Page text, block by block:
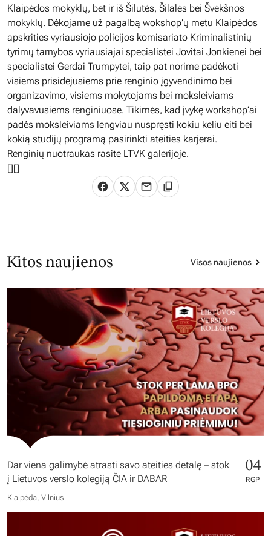
Klaipėdos mokyklų, bet ir iš Šilutės, Šilalės bei Švėkšnos
mokyklų. Dėkojame už pagalbą wokshop’ų metu Klaipėdos
apskrities vyriausiojo policijos komisariato Kriminalistinių
tyrimų tarnybos vyriausiajai specialistei Jovitai Jonkienei bei
specialistei Gerdai Trumpytei, taip pat norime padėkoti
visiems prisidėjusiems prie renginio įgyvendinimo bei
organizavimo, visiems mokytojams bei moksleiviams
dalyvavusiems renginiuose. Tikimės, kad įvykę workshop‘ai
padės moksleiviams lengviau nuspręsti kokiu keliu eiti bei
kokią studijų programą pasirinkti ateities karjerai.
Renginių nuotraukas rasite LTVK galerijoje.
[][]
Kitos naujienos Visos naujienos
Dar viena galimybė atrasti savo ateities detalę – stok
į Lietuvos verslo kolegiją ČIA ir DABAR
04
RGP
Klaipėda, Vilnius